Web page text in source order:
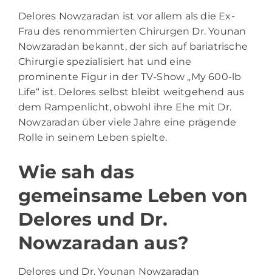
Delores Nowzaradan ist vor allem als die Ex-
Frau des renommierten Chirurgen Dr. Younan
Nowzaradan bekannt, der sich auf bariatrische
Chirurgie spezialisiert hat und eine
prominente Figur in der TV-Show „My 600-lb
Life“ ist. Delores selbst bleibt weitgehend aus
dem Rampenlicht, obwohl ihre Ehe mit Dr.
Nowzaradan über viele Jahre eine prägende
Rolle in seinem Leben spielte.
Wie sah das
gemeinsame Leben von
Delores und Dr.
Nowzaradan aus?
Delores und Dr. Younan Nowzaradan